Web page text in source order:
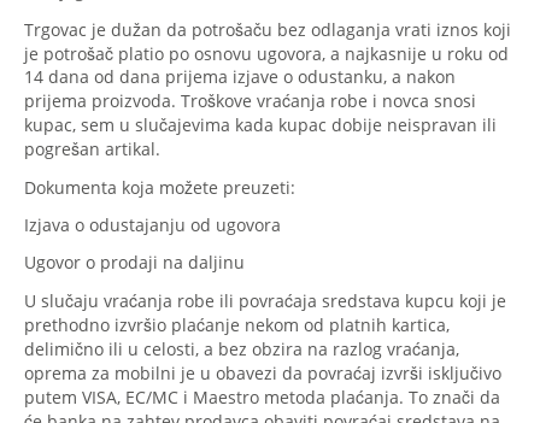
Trgovac je dužan da potrošaču bez odlaganja vrati iznos koji
je potrošač platio po osnovu ugovora, a najkasnije u roku od
14 dana od dana prijema izjave o odustanku, a nakon
prijema proizvoda. Troškove vraćanja robe i novca snosi
kupac, sem u slučajevima kada kupac dobije neispravan ili
pogrešan artikal.
Dokumenta koja možete preuzeti:
Izjava o odustajanju od ugovora
Ugovor o prodaji na daljinu
U slučaju vraćanja robe ili povraćaja sredstava kupcu koji je
prethodno izvršio plaćanje nekom od platnih kartica,
delimično ili u celosti, a bez obzira na razlog vraćanja,
oprema za mobilni je u obavezi da povraćaj izvrši isključivo
putem VISA, EC/MC i Maestro metoda plaćanja. To znači da